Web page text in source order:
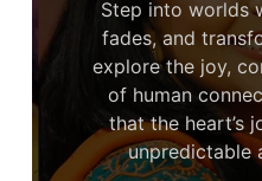
Step into worlds
fades, and
explore the joy,
of human
that the heart’s
unpredictable